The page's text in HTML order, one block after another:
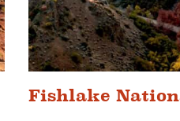
Fishlake